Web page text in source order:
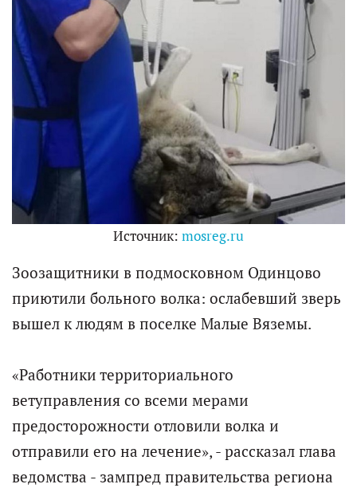
Источник: mosreg.ru
Зоозащитники в подмосковном Одинцово
приютили больного волка: ослабевший зверь
вышел к людям в поселке Малые Вяземы.
«Работники территориального
ветуправления со всеми мерами
предосторожности отловили волка и
отправили его на лечение», - рассказал глава
ведомства - зампред правительства региона